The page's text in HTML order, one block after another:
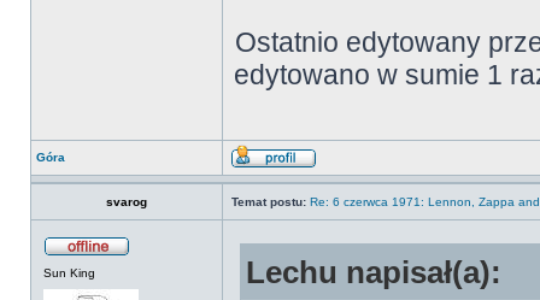
Ostatnio edytowany
edytowano w sumie 1
Góra
svarog Temat postu: Re: 6 czerwca 1971: Lennon, Zappa
Sun King Lechu napisał(a):